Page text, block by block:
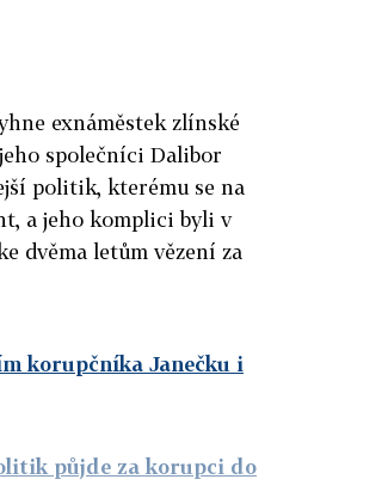
exnáměstek zlínské
společníci Dalibor
politik, kterému se na
a jeho komplici byli v
dvěma letům vězení za
korupčníka Janečku i
půjde za korupci do